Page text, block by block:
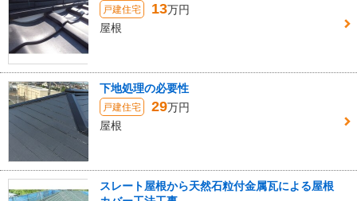
戸建住宅 13万円
屋根
下地処理の必要性
戸建住宅 29万円
屋根
スレート屋根から天然石粒付金属瓦による屋根